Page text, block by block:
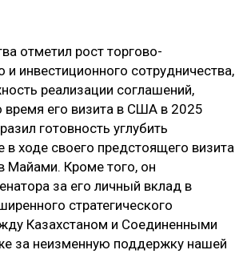
отметил рост торгово-
и инвестиционного сотрудничества,
реализации соглашений,
время его визита в США в 2025
готовность углубить
в ходе своего предстоящего визита
Майами. Кроме того, он
за его личный вклад в
стратегического
Казахстаном и Соединенными
за неизменную поддержку нашей